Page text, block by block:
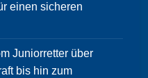
einen sicheren
Juniorretter über
bis hin zum